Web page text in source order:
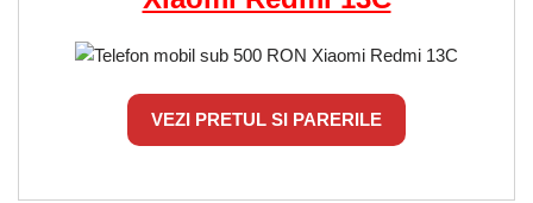
VEZI PRETUL SI PARERILE